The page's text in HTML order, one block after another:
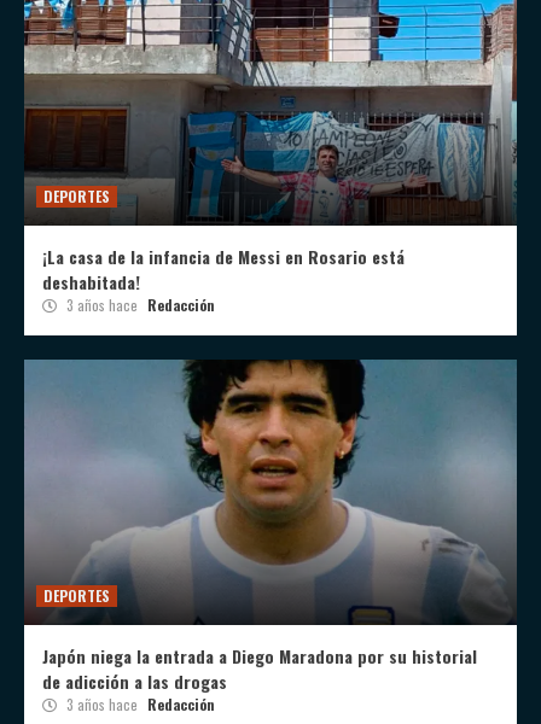
DEPORTES
¡La casa de la infancia de Messi en Rosario está
deshabitada!
3 años hace Redacción
DEPORTES
Japón niega la entrada a Diego Maradona por su historial
de adicción a las drogas
3 años hace Redacción